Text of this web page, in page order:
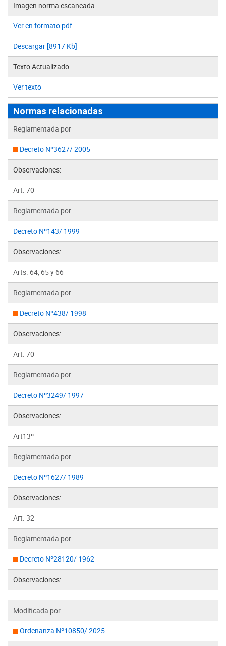
Imagen norma escaneada
Ver en formato pdf
Descargar [8917 Kb]
Texto Actualizado
Ver texto
Normas relacionadas
Reglamentada por
Decreto Nº3627/ 2005
Observaciones:
Art. 70
Reglamentada por
Decreto Nº143/ 1999
Observaciones:
Arts. 64, 65 y 66
Reglamentada por
Decreto Nº438/ 1998
Observaciones:
Art. 70
Reglamentada por
Decreto Nº3249/ 1997
Observaciones:
Art13º
Reglamentada por
Decreto Nº1627/ 1989
Observaciones:
Art. 32
Reglamentada por
Decreto Nº28120/ 1962
Observaciones:
Modificada por
Ordenanza Nº10850/ 2025